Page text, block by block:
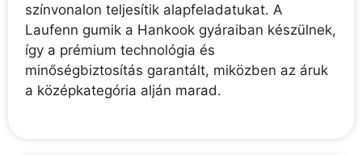
színvonalon teljesítik alapfeladatukat. A
Laufenn gumik a Hankook gyáraiban készülnek,
így a prémium technológia és
minőségbiztosítás garantált, miközben az áruk
a középkategória alján marad.